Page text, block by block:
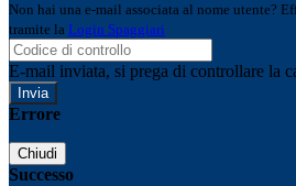
Non hai una e-mail associata al nome utente?
tramite la Login Spaggiari
E-mail inviata, si prega di controllare la
Errore
Chiudi
Successo